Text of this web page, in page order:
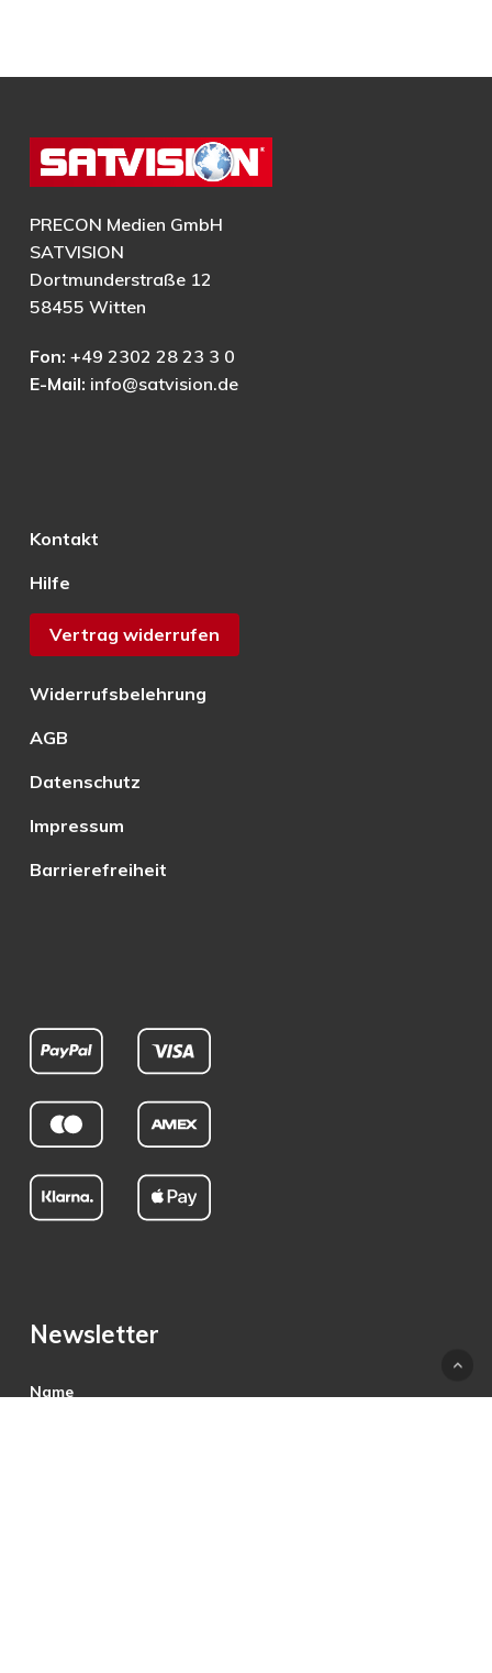
PRECON Medien GmbH
SATVISION
Dortmunderstraße 12
58455 Witten
Fon: +49 2302 28 23 3 0
E-Mail: info@satvision.de
Kontakt
Hilfe
Vertrag widerrufen
Widerrufsbelehrung
AGB
Datenschutz
Impressum
Barrierefreiheit
Newsletter
Name